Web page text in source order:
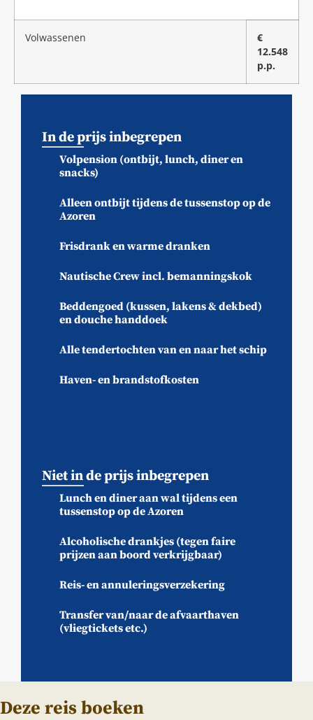
Volwassenen
€
12.548
p.p.
In de prijs inbegrepen
Volpension (ontbijt, lunch, diner en
snacks)
Alleen ontbijt tijdens de tussenstop op de
Azoren
Frisdrank en warme dranken
Nautische Crew incl. bemanningskok
Beddengoed (kussen, lakens & dekbed)
en douche handdoek
Alle tendertochten van en naar het schip
Haven- en brandstofkosten
Niet in de prijs inbegrepen
Lunch en diner aan wal tijdens een
tussenstop op de Azoren
Alcoholische drankjes (tegen faire
prijzen aan boord verkrijgbaar)
Reis- en annuleringsverzekering
Transfer van/naar de afvaarthaven
(vliegtickets etc.)
Deze reis boeken